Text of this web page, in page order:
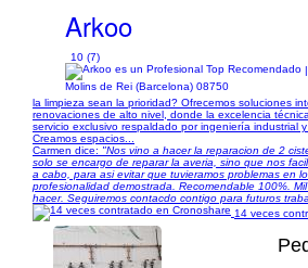
Arkoo
10 (7)
|
Molins de Rei (Barcelona) 08750
la limpieza sean la prioridad? Ofrecemos soluciones
renovaciones de alto nivel, donde la excelencia
servicio exclusivo respaldado por ingeniería industrial
Creamos espacios...
Carmen dice: "Nos vino a hacer la reparacion de 2
solo se encargo de reparar la averia, sino que nos
a cabo, para asi evitar que tuvieramos problemas en
profesionalidad demostrada. Recomendable 100%.
hacer. Seguiremos contacdo contigo para futuros
14 veces